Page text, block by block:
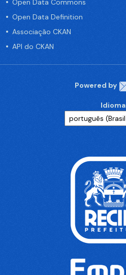
Open Data Commons
Open Data Definition
Associação CKAN
API do CKAN
Powered by
Idioma